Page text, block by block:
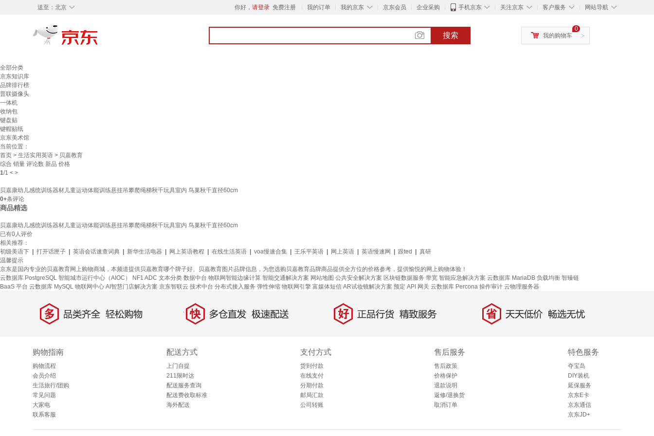
◇
送至： 北京 你好， 请登录 免费注册 我的订单 ◇
我的京东 京东会员 企业采购 ◇
手机京东 ◇
关注京东 ◇
客户服务 ◇
网站导航
搜索 >
0
我的购物车
全部分类
京东知识库
品牌排行榜
普联摄像头
一体机
收纳包
键盘贴
键帽贴纸
京东美术馆
当前位置：
首页 > 生活实用英语 > 贝嘉教育
综合 销量 评论数 新品 价格
1/1 < >
贝嘉康幼儿感统训练器材儿童运动体能训练悬挂吊攀爬绳梯秋千玩具室内 鸟巢秋千直径60cm
0+条评论
商品精选
贝嘉康幼儿感统训练器材儿童运动体能训练悬挂吊攀爬绳梯秋千玩具室内 鸟巢秋千直径60cm
已有0人评价
相关推荐：
初级美语下
打开话匣子 英语会话速查词典 新华生活电器 网上英语教程 在线生活英语 voa慢速合集 王乐平英语 网上英语 英语慢速网 跟ted
真研
温馨提示
京东是国内专业的贝嘉教育网上购物商城，本频道提供贝嘉教育哪个牌子好、贝嘉教育图片品牌信息，为您选购贝嘉教育品牌商品提供全方位的价格参考，提供愉悦的网上购物体验！
云数据库 PostgreSQL 智能城市运行中心（AIOC） NF1 ADC 文本分类 数据中台 物联网智能边缘计算 智能交通解决方案 网站地图 公共安全解决方案 区块链数据服务 带宽 智能应急解决方案 云数据库 MariaDB 负载均衡 智臻链
BaaS 平台 云数据库 MySQL 物联网中心 AI智慧门店解决方案 京东智联云 技术中台 分布式接入服务 弹性伸缩 物联网引擎 富媒体短信 AR试妆镜解决方案 预定 API 网关 云数据库 Percona 操作审计 云物理服务器
多 品类齐全，轻松购物 快 多仓直发，极速配送 好 正品行货，精致服务 省 天天低价，畅选无忧
购物指南
购物流程
会员介绍
生活旅行/团购
常见问题
大家电
联系客服
配送方式
上门自提
211限时达
配送服务查询
配送费收取标准
海外配送
支付方式
货到付款
在线支付
分期付款
邮局汇款
公司转账
售后服务
售后政策
价格保护
退款说明
返修/退换货
取消订单
特色服务
夺宝岛
DIY装机
延保服务
京东E卡
京东通信
京东JD+